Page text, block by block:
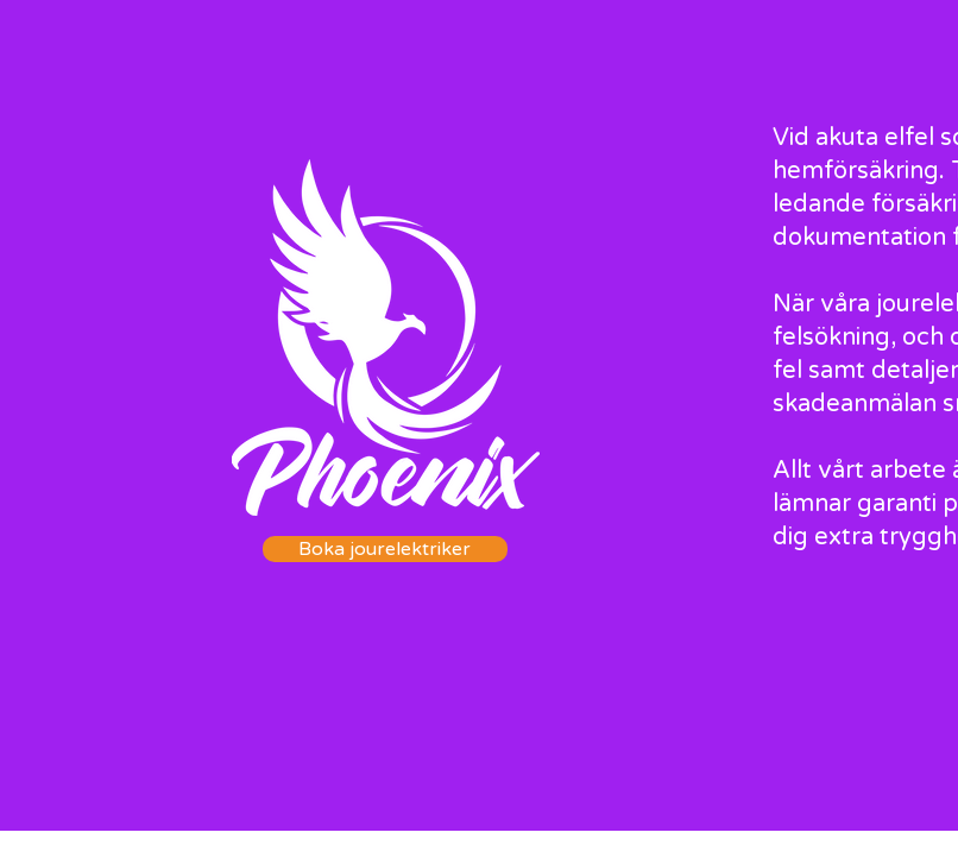
Boka jourelektriker
Vid akuta elfel
hemförsäkring.
ledande
dokumentation
När våra
felsökning, och
fel samt
skadeanmälan
Allt vårt arbete
lämnar garanti
dig extra